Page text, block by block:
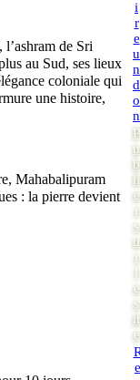
l’ashram de Sri
au Sud, ses lieux
coloniale qui
une histoire,
Mahabalipuram
: la pierre devient
i
r
e
u
n
d
o
n
P
u
b
li
e
r
s
u
r
e
s
it
e
e